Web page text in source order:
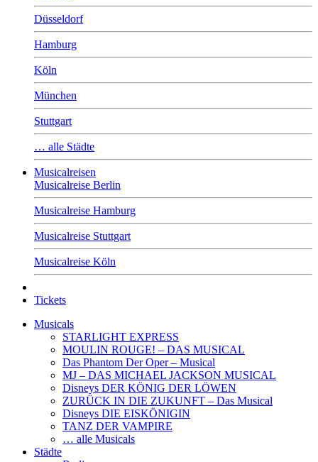
Düsseldorf
Hamburg
Köln
München
Stuttgart
… alle Städte
Musicalreisen
Musicalreise Berlin
Musicalreise Hamburg
Musicalreise Stuttgart
Musicalreise Köln
Tickets
Musicals
STARLIGHT EXPRESS
MOULIN ROUGE! – DAS MUSICAL
Das Phantom Der Oper – Musical
MJ – DAS MICHAEL JACKSON MUSICAL
Disneys DER KÖNIG DER LÖWEN
ZURÜCK IN DIE ZUKUNFT – Das Musical
Disneys DIE EISKÖNIGIN
TANZ DER VAMPIRE
… alle Musicals
Städte